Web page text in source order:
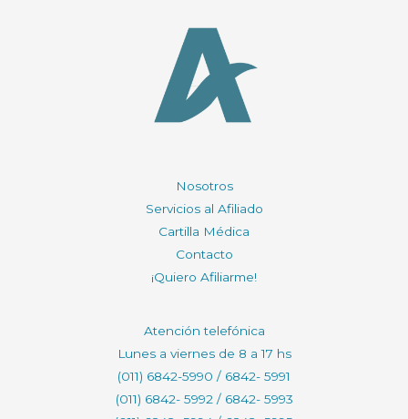
Nosotros
Servicios al Afiliado
Cartilla Médica
Contacto
¡Quiero Afiliarme!
Atención telefónica
Lunes a viernes de 8 a 17 hs
(011) 6842-5990 / 6842- 5991
(011) 6842- 5992 / 6842- 5993